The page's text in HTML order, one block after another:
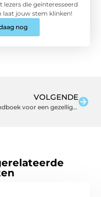
die geïnteresseerd
laat jouw stem klinken!
nog
VOLGENDE
Handboek voor een gezellige woning en een onderhoudsvriendelijke tuin